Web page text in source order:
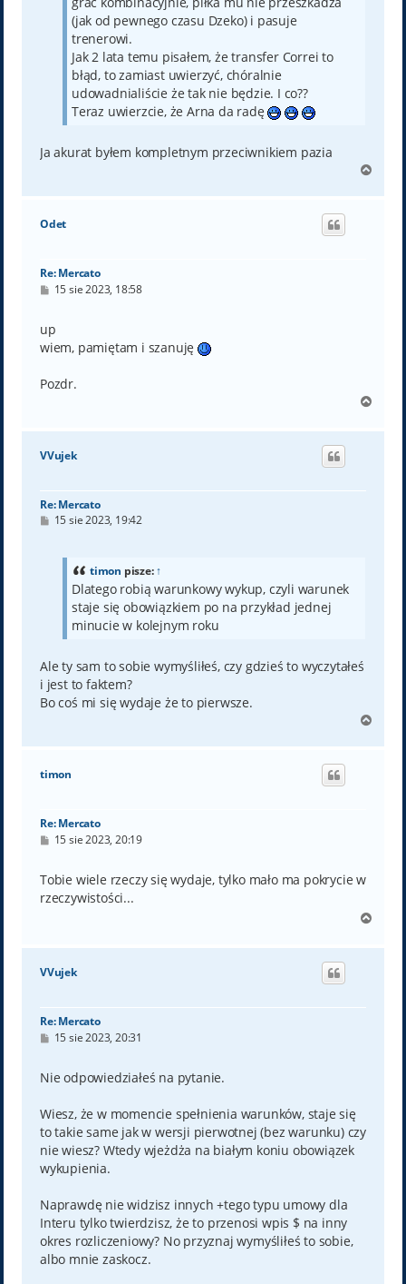
(jak od pewnego czasu Dzeko) i pasuje
trenerowi.
Jak 2 lata temu pisałem, że transfer Correi to
błąd, to zamiast uwierzyć, chóralnie
udowadnialiście że tak nie będzie. I co??
Teraz uwierzcie, że Arna da radę
Ja akurat byłem kompletnym przeciwnikiem pazia
g
Odet
Re: Mercato
P
t
15 sie 2023, 18:58
up
wiem, pamiętam i szanuję
Pozdr.
g
VVujek
Re: Mercato
P15 sie 2023, 19:42
timon pisze:↑
Dlatego robią warunkowy wykup, czyli warunek
staje się obowiązkiem po na przykład jednej
minucie w kolejnym roku
Ale ty sam to sobie wymyśliłeś, czy gdzieś to wyczytałeś
i jest to faktem?
Bo coś mi się wydaje że to pierwsze.
g
timon
Re: Mercato
P
t
15 sie 2023, 20:19
Tobie wiele rzeczy się wydaje, tylko mało ma pokrycie w
rzeczywistości...
g
VVujek
Re: Mercato
P
t
15 sie 2023, 20:31
Nie odpowiedziałeś na pytanie.
Wiesz, że w momencie spełnienia warunków, staje się
to takie same jak w wersji pierwotnej (bez warunku) czy
nie wiesz? Wtedy wjeżdża na białym koniu obowiązek
wykupienia.
Naprawdę nie widzisz innych +tego typu umowy dla
Interu tylko twierdzisz, że to przenosi wpis $ na inny
okres rozliczeniowy? No przyznaj wymyśliłeś to sobie,
albo mnie zaskocz.